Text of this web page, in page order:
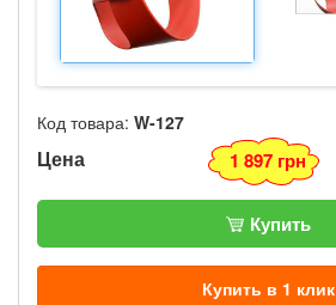
Код товара: W-127
Цена 1 897 грн
Купить
Купить в 1 клик